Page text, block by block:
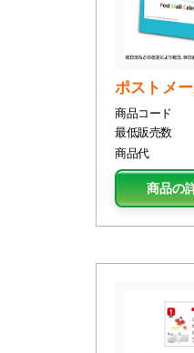
ポストメ
商品コード
最低販売数
商品代
商品の